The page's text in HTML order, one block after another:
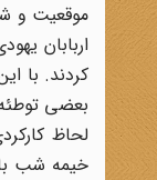
موقعیت و
اربابان
کردند. با
بعضی
لحاظ
خیمه شب